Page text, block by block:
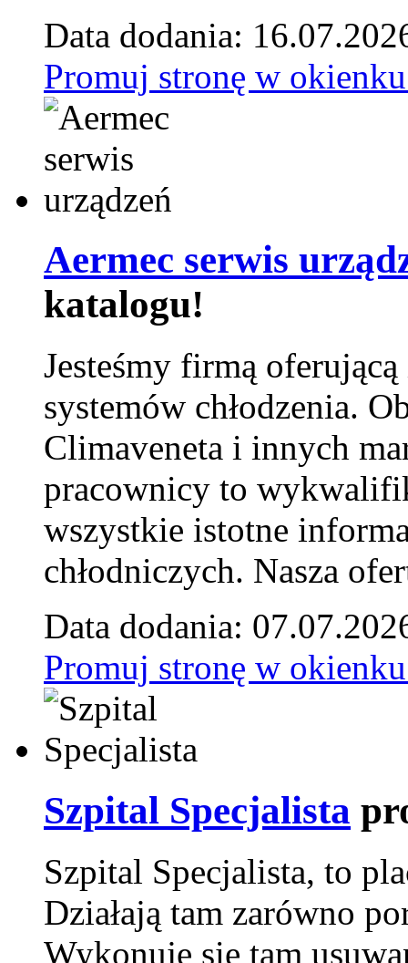
Data dodania:
Promuj stronę w
Aermec serwis
katalogu!
Jesteśmy firmą
systemów chłodzenia.
Climaveneta i innych
pracownicy to
wszystkie istotne
chłodniczych. Nasza
Data dodania:
Promuj stronę w
Szpital Specjalista
Szpital Specjalista, to
Działają tam zarówno
Wykonuje się tam